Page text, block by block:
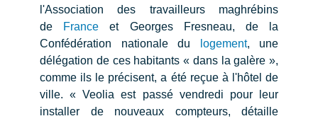
l'Association des travailleurs maghrébins
de
France et Georges Fresneau, de la
Confédération nationale du
logement, une
délégation de ces habitants « dans la galère »,
comme ils le précisent, a été reçue à l'hôtel de
ville. « Veolia est passé vendredi pour leur
installer de nouveaux compteurs, détaille